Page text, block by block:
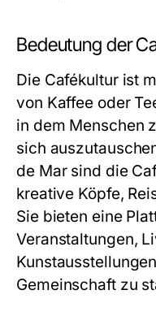
Bedeutung der
Die Cafékultur ist
von Kaffee oder
in dem Menschen
sich
de Mar sind die
kreative Köpfe,
Sie bieten eine
Veranstaltungen,
Gemeinschaft zu